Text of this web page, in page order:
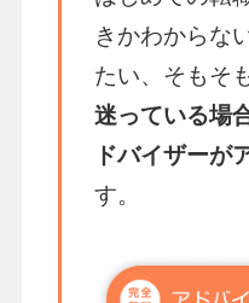
きかわからな
たい、そもそ
迷っている場
ドバイザーが
す。